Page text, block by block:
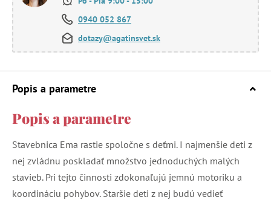
0940 052 867
dotazy@agatinsvet.sk
Popis a parametre
Popis a parametre
Stavebnica Ema rastie spoločne s deťmi. I najmenšie deti z
nej zvládnu poskladať množstvo jednoduchých malých
stavieb. Pri tejto činnosti zdokonaľujú jemnú motoriku a
koordináciu pohybov. Staršie deti z nej budú vedieť